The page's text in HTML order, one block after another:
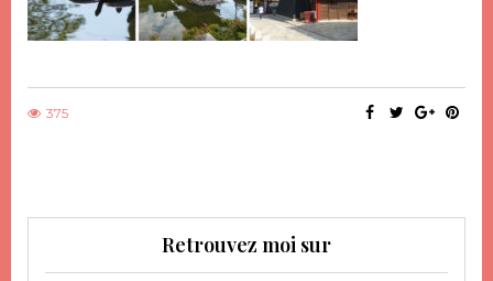
375
Retrouvez moi sur